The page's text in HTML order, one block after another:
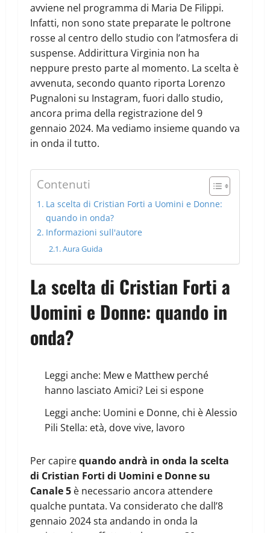
avviene nel programma di Maria De Filippi.
Infatti, non sono state preparate le poltrone
rosse al centro dello studio con l’atmosfera di
suspense. Addirittura Virginia non ha
neppure presto parte al momento. La scelta è
avvenuta, secondo quanto riporta Lorenzo
Pugnaloni su Instagram, fuori dallo studio,
ancora prima della registrazione del 9
gennaio 2024. Ma vediamo insieme quando va
in onda il tutto.
Contenuti
La scelta di Cristian Forti a Uomini e Donne:
quando in onda?
Informazioni sull'autore
Aura Guida
La scelta di Cristian Forti a
Uomini e Donne: quando in
onda?
Leggi anche: Mew e Matthew perché
hanno lasciato Amici? Lei si espone
Leggi anche: Uomini e Donne, chi è Alessio
Pili Stella: età, dove vive, lavoro
Per capirequando andrà in onda la scelta
di Cristian Forti di Uomini e Donne su
Canale 5 è necessario ancora attendere
qualche puntata. Va considerato che dall’8
gennaio 2024 sta andando in onda la